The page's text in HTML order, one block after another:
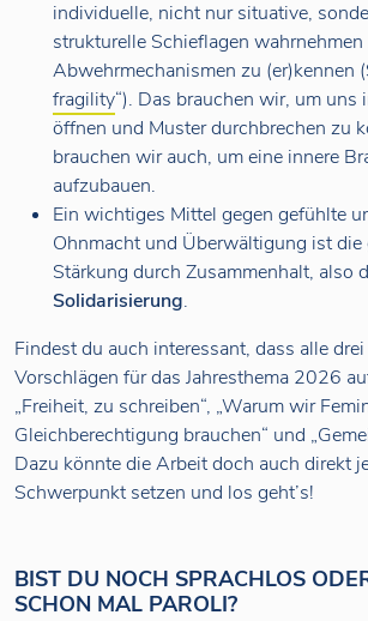
individuelle, nicht nur situative,
strukturelle Schieflagen
Abwehrmechanismen zu (er)kennen
fragility“). Das brauchen wir, um uns
öffnen und Muster durchbrechen zu
brauchen wir auch, um eine innere
aufzubauen.
Ein wichtiges Mittel gegen gefühlte
Ohnmacht und Überwältigung ist die
Stärkung durch Zusammenhalt, also
Solidarisierung.
Findest du auch interessant, dass alle
Vorschlägen für das Jahresthema 2026
„Freiheit, zu schreiben“, „Warum wir
Gleichberechtigung brauchen“ und
Dazu könnte die Arbeit doch auch direkt
Schwerpunkt setzen und los geht’s!
BIST DU NOCH SPRACHLOS
SCHON MAL PAROLI?